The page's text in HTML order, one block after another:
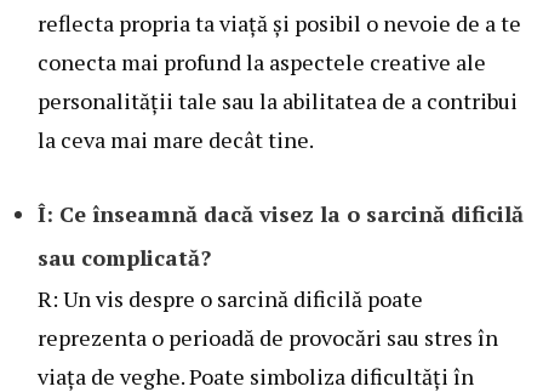
reflecta propria ta viață și posibil o nevoie de a te
conecta mai profund la aspectele creative ale
personalității tale sau la abilitatea de a contribui
la ceva mai mare decât tine.
Î: Ce înseamnă dacă visez la o sarcină dificilă
sau complicată?
R: Un vis despre o sarcină dificilă poate
reprezenta o perioadă de provocări sau stres în
viața de veghe. Poate simboliza dificultăți în